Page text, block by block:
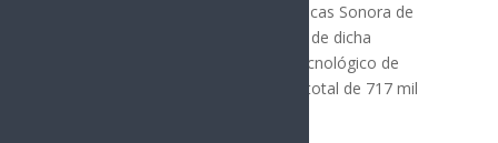
Puerto Peñasco, además de 132 Becas Sonora de
Oportunidades: 58 para estudiantes de dicha
universidad y 74 para el Instituto Tecnológico de
Puerto Peñasco, con una inversión total de 717 mil